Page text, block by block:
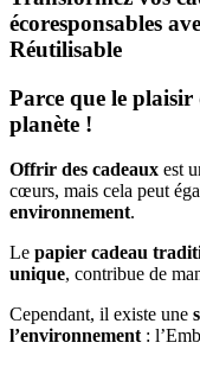
écoresponsables
Réutilisable
Parce que le
planète !
Offrir des cadeaux est
cœurs, mais cela peut
environnement.
Le papier cadeau
unique, contribue de
Cependant, il existe une
l’environnement :